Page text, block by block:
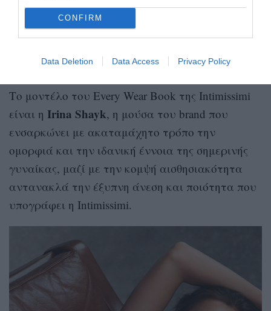
CONFIRM
Data Deletion Data Access Privacy Policy
Tο μοντέλο του Every Wear Book της Intimissimi
είναι η Irina Shayk, η μούσα του brand που
ενσαρκώνει με ακαταμάχητο τρόπο την
ομορφιά και την ιδανική έννοια της σημερινής
γυναίκας, μαζί με την κομψή αισθησιακότητα
αντανακλά την έξυπνη άνεση και ποιότητα που
υπογράφει η Intimissimi.